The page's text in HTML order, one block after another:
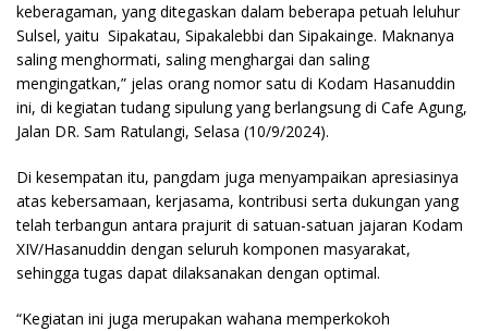
keberagaman, yang ditegaskan dalam beberapa petuah leluhur
Sulsel, yaitu Sipakatau, Sipakalebbi dan Sipakainge. Maknanya
saling menghormati, saling menghargai dan saling
mengingatkan,” jelas orang nomor satu di Kodam Hasanuddin
ini, di kegiatan tudang sipulung yang berlangsung di Cafe Agung,
Jalan DR. Sam Ratulangi, Selasa (10/9/2024).
Di kesempatan itu, pangdam juga menyampaikan apresiasinya
atas kebersamaan, kerjasama, kontribusi serta dukungan yang
telah terbangun antara prajurit di satuan-satuan jajaran Kodam
XIV/Hasanuddin dengan seluruh komponen masyarakat,
sehingga tugas dapat dilaksanakan dengan optimal.
“Kegiatan ini juga merupakan wahana memperkokoh